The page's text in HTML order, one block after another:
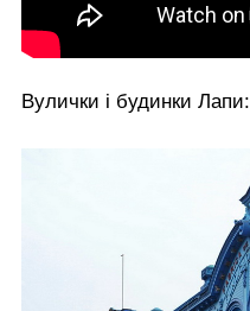
Вулички і будинки Лапи: